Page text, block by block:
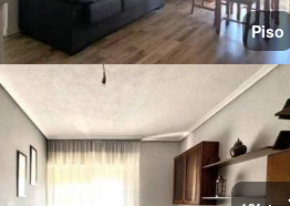
Piso